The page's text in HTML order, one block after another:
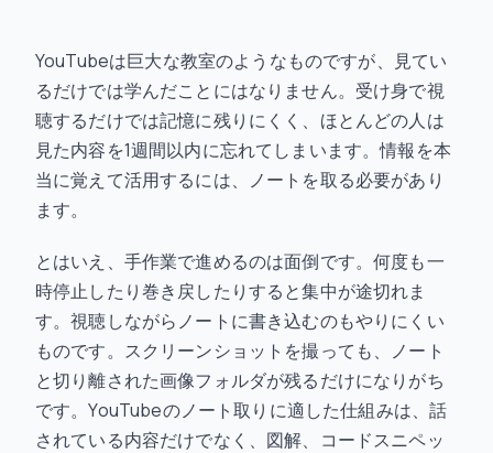
YouTubeは巨大な教室のようなものですが、見てい
るだけでは学んだことにはなりません。受け身で視
聴するだけでは記憶に残りにくく、ほとんどの人は
見た内容を1週間以内に忘れてしまいます。情報を本
当に覚えて活用するには、ノートを取る必要があり
ます。
とはいえ、手作業で進めるのは面倒です。何度も一
時停止したり巻き戻したりすると集中が途切れま
す。視聴しながらノートに書き込むのもやりにくい
ものです。スクリーンショットを撮っても、ノート
と切り離された画像フォルダが残るだけになりがち
です。YouTubeのノート取りに適した仕組みは、話
されている内容だけでなく、図解、コードスニペッ